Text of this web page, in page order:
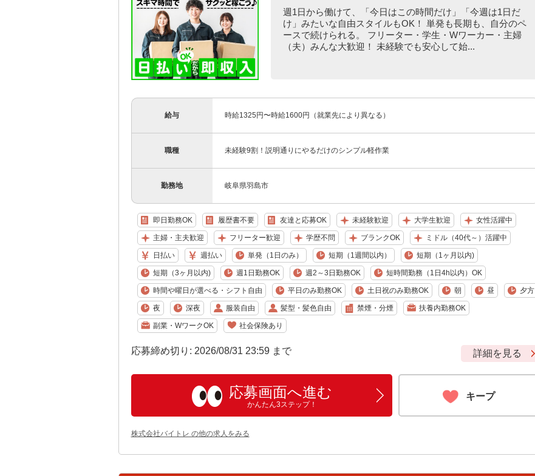
週1日から働けて、「今日はこの時間だけ」「今週は1日だ
け」みたいな自由スタイルもOK！ 単発も長期も、自分のペ
ースで続けられる。 フリーター・学生・Wワーカー・主婦
（夫）みんな大歓迎！ 未経験でも安心して始...
給与 時給1325円〜時給1600円（就業先により異なる）
職種 未経験9割！説明通りにやるだけのシンプル軽作業
勤務地 岐阜県羽島市
即日勤務OK 履歴書不要 友達と応募OK 未経験歓迎 大学生歓迎 女性活躍中
主婦・主夫歓迎 フリーター歓迎 学歴不問 ブランクOK ミドル（40代～）活躍中
日払い 週払い 単発（1日のみ） 短期（1週間以内） 短期（1ヶ月以内)
短期（3ヶ月以内) 週1日勤務OK 週2～3日勤務OK 短時間勤務（1日4h以内）OK
時間や曜日が選べる・シフト自由 平日のみ勤務OK 土日祝のみ勤務OK 朝 昼 夕方
夜 深夜 服装自由 髪型・髪色自由 禁煙・分煙 扶養内勤務OK
副業・WワークOK 社会保険あり
応募締め切り: 2026/08/31 23:59 まで 詳細を見る
応募画面へ進む
かんたん3ステップ！
キープ
株式会社バイトレ の他の求人をみる